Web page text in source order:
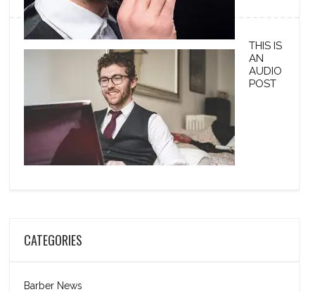
THIS IS
AN
AUDIO
POST
CATEGORIES
Barber News